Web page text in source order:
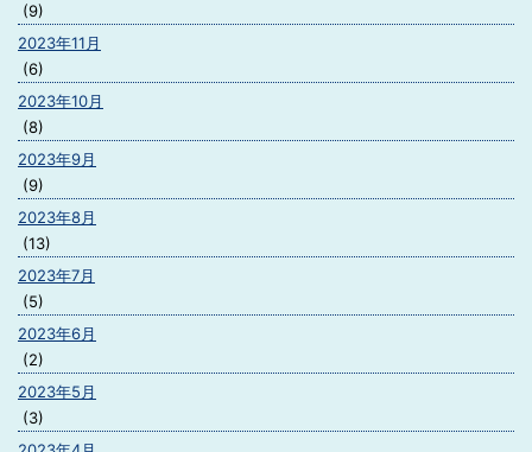
(9)
2023年11月
(6)
2023年10月
(8)
2023年9月
(9)
2023年8月
(13)
2023年7月
(5)
2023年6月
(2)
2023年5月
(3)